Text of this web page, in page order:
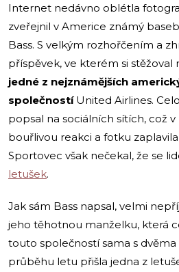
Internet nedávno oblétla
zveřejnil v Americe známý
Bass. S velkým rozhořčením a
příspěvek, ve kterém si
jedné z nejznámějších
společností United Airlines.
popsal na sociálních sítích, což
bouřlivou reakci a fotku
Sportovec však nečekal, že se
letušek.
Jak sám Bass napsal, velmi
jeho těhotnou manželku, která
touto společností sama s
průběhu letu přišla jedna z